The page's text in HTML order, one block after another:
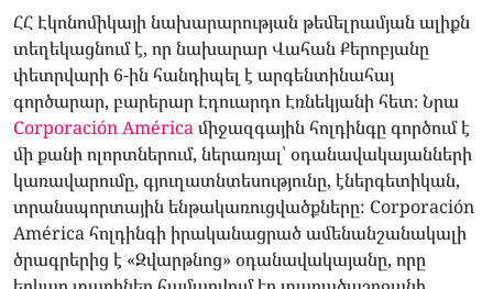
ՀՀ Էկոնոմիկայի նախարարության թեմելրամյան ալիքն
տեղեկացնում է, որ նախարար Վահան Քերոբյանը
փետրվարի 6-ին հանդիպել է արգենտինահայ
գործարար, բարերար Էդուարդո Էռնեկյանի հետ։ Նրա
Corporación Américaմիջազգային հոլդինգը գործում է
մի քանի ոլորտներում, ներառյալ՝ օդանավակայանների
կառավարումը, գյուղատնտեսությունը, էներգետիկան,
տրանսպորտային ենթակառուցվածքները: Corporación
América հոլդինգի իրականացրած ամենանշանակալի
ծրագրերից է «Զվարթնոց» օդանավակայանը, որը